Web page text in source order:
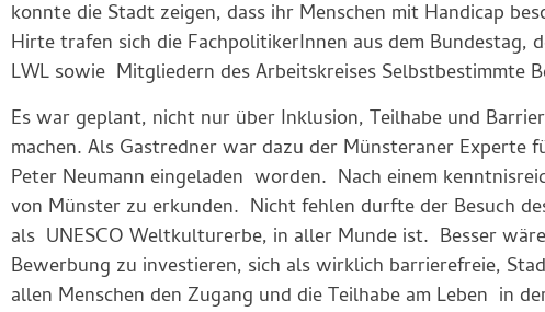
konnte die Stadt zeigen, dass ihr Menschen mit Handicap
Hirte trafen sich die FachpolitikerInnen aus dem Bundestag,
LWL sowie Mitgliedern des Arbeitskreises Selbstbestimmte
Es war geplant, nicht nur über Inklusion, Teilhabe und
machen. Als Gastredner war dazu der Münsteraner Experte
Peter Neumann eingeladen worden. Nach einem
von Münster zu erkunden. Nicht fehlen durfte der Besuch
als UNESCO Weltkulturerbe, in aller Munde ist. Besser
Bewerbung zu investieren, sich als wirklich barrierefreie,
allen Menschen den Zugang und die Teilhabe am Leben in